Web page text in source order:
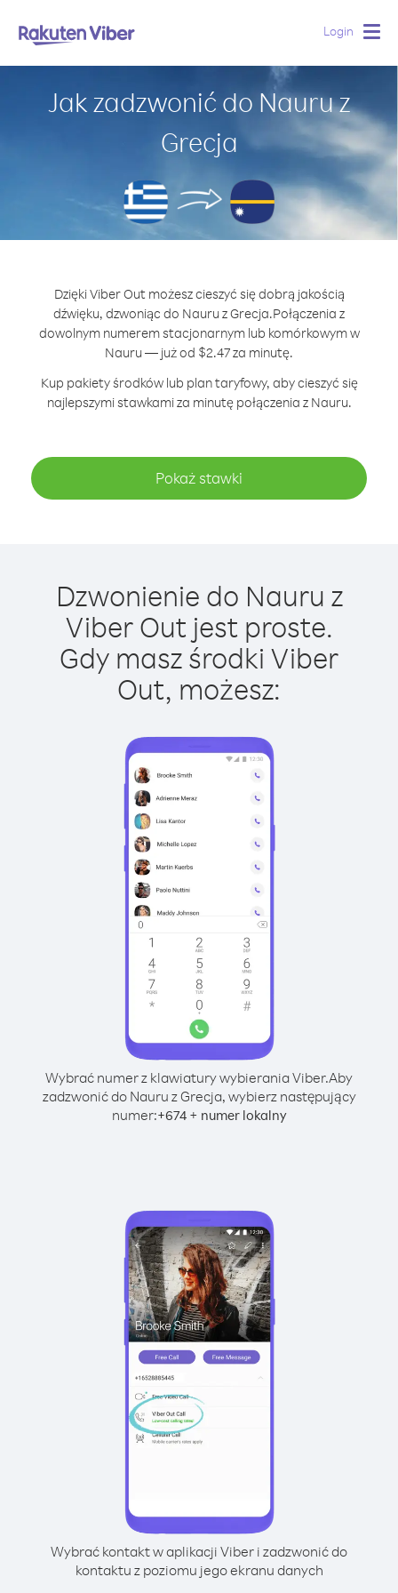
Login
Jak zadzwonić do Nauru z
Grecja
Dzięki Viber Out możesz cieszyć się dobrą jakością
dźwięku, dzwoniąc do Nauru z Grecja.Połączenia z
dowolnym numerem stacjonarnym lub komórkowym w
Nauru — już od $2.47 za minutę.
Kup pakiety środków lub plan taryfowy, aby cieszyć się
najlepszymi stawkami za minutę połączenia z Nauru.
Pokaż stawki
Dzwonienie do Nauru z
Viber Out jest proste.
Gdy masz środki Viber
Out, możesz:
Wybrać numer z klawiatury wybierania Viber.Aby
zadzwonić do Nauru z Grecja, wybierz następujący
numer:+674+ numer lokalny
Wybrać kontakt w aplikacji Viber i zadzwonić do
kontaktu z poziomu jego ekranu danych